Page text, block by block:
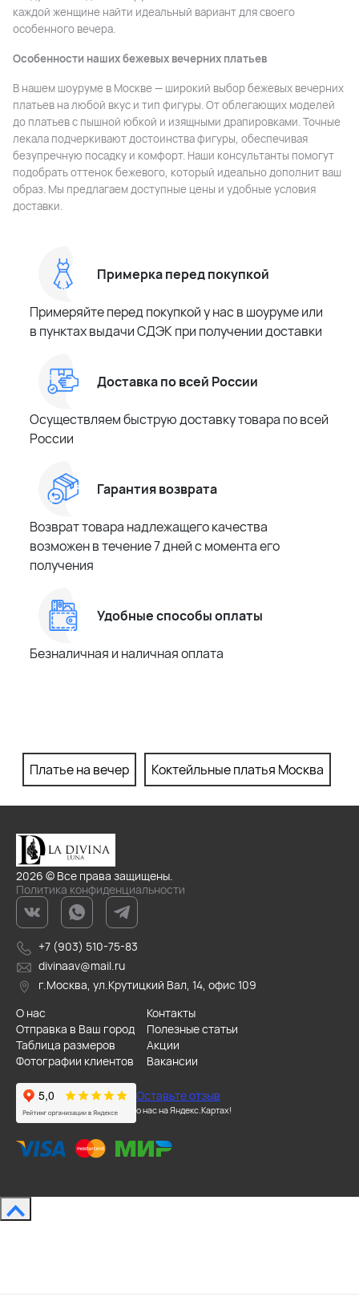
каждой женщине найти идеальный вариант для своего
особенного вечера.
Особенности наших бежевых вечерних платьев
В нашем шоуруме в Москве — широкий выбор бежевых вечерних
платьев на любой вкус и тип фигуры. От облегающих моделей
до платьев с пышной юбкой и изящными драпировками. Точные
лекала подчеркивают достоинства фигуры, обеспечивая
безупречную посадку и комфорт. Наши консультанты помогут
подобрать оттенок бежевого, который идеально дополнит ваш
образ. Мы предлагаем доступные цены и удобные условия
доставки.
Примерка перед покупкой
Примеряйте перед покупкой у нас в шоуруме или
в пунктах выдачи СДЭК при получении доставки
Доставка по всей России
Осуществляем быструю доставку товара по всей
России
Гарантия возврата
Возврат товара надлежащего качества
возможен в течение 7 дней с момента его
получения
Удобные способы оплаты
Безналичная и наличная оплата
Платье на вечер Коктейльные платья Москва
2026 © Все права защищены.
Политика конфиденциальности
+7 (903) 510-75-83
divinaav@mail.ru
г.Москва, ул.Крутицкий Вал, 14, офис 109
О нас
Контакты
Отправка в Ваш город
Полезные статьи
Таблица размеров
Акции
Фотографии клиентов
Вакансии
Оставьте отзыв
о нас на Яндекс.Картах!